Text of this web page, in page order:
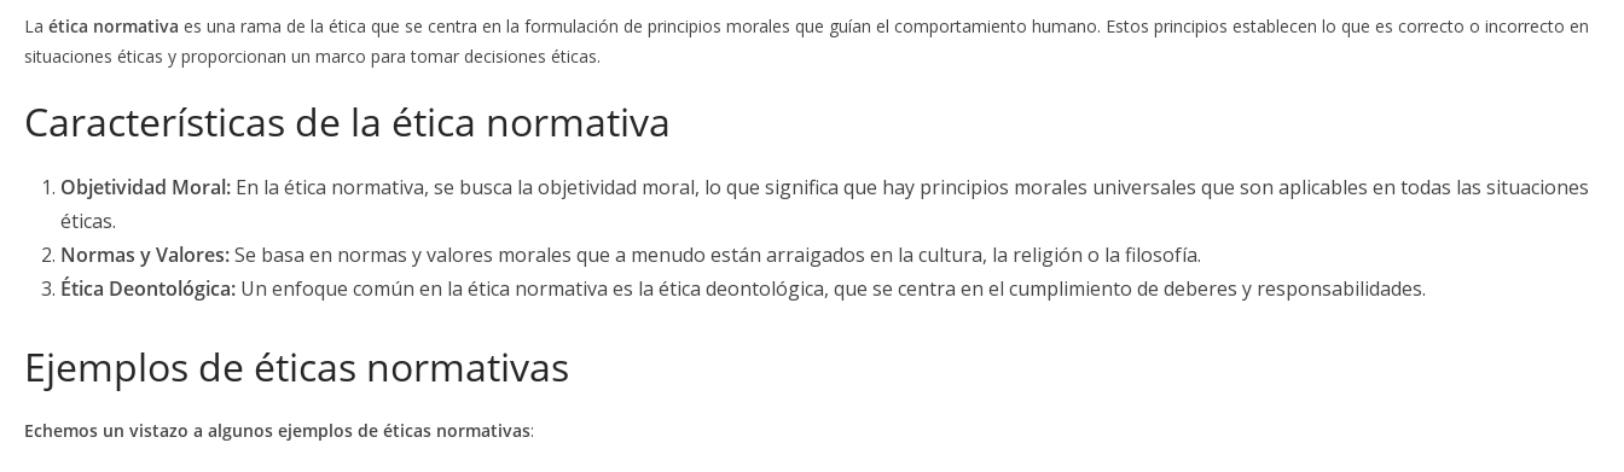
La ética normativa es una rama de la ética que se centra en la formulación de principios morales que guían el comportamiento humano. Estos principios establecen lo que es correcto o incorrecto en
situaciones éticas y proporcionan un marco para tomar decisiones éticas.
Características de la ética normativa
Objetividad Moral: En la ética normativa, se busca la objetividad moral, lo que significa que hay principios morales universales que son aplicables en todas las situaciones
éticas.
Normas y Valores:Se basa en normas y valores morales que a menudo están arraigados en la cultura, la religión o la filosofía.
Ética Deontológica: Un enfoque común en la ética normativa es la ética deontológica, que se centra en el cumplimiento de deberes y responsabilidades.
Ejemplos de éticas normativas
Echemos un vistazo a algunos ejemplos de éticas normativas: